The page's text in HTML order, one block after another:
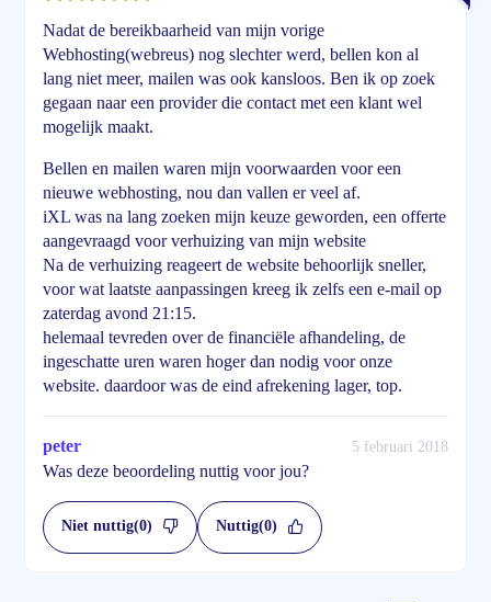
Nadat de bereikbaarheid van mijn vorige
Webhosting(webreus) nog slechter werd, bellen kon al
lang niet meer, mailen was ook kansloos. Ben ik op zoek
gegaan naar een provider die contact met een klant wel
mogelijk maakt.
Bellen en mailen waren mijn voorwaarden voor een
nieuwe webhosting, nou dan vallen er veel af.
iXL was na lang zoeken mijn keuze geworden, een offerte
aangevraagd voor verhuizing van mijn website
Na de verhuizing reageert de website behoorlijk sneller,
voor wat laatste aanpassingen kreeg ik zelfs een e-mail op
zaterdag avond 21:15.
helemaal tevreden over de financiële afhandeling, de
ingeschatte uren waren hoger dan nodig voor onze
website. daardoor was de eind afrekening lager, top.
peter 5 februari 2018
Was deze beoordeling nuttig voor jou?
Niet nuttig(0) Nuttig(0)